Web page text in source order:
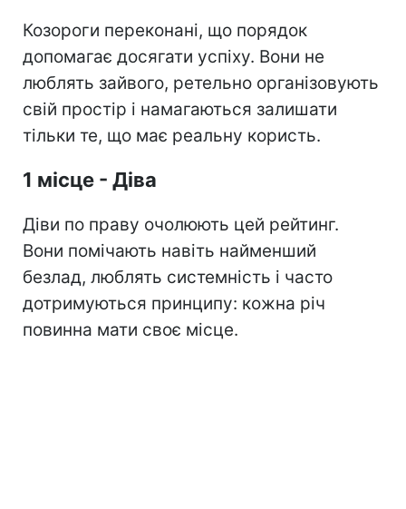
Козороги переконані, що порядок
допомагає досягати успіху. Вони не
люблять зайвого, ретельно організовують
свій простір і намагаються залишати
тільки те, що має реальну користь.
1 місце - Діва
Діви по праву очолюють цей рейтинг.
Вони помічають навіть найменший
безлад, люблять системність і часто
дотримуються принципу: кожна річ
повинна мати своє місце.